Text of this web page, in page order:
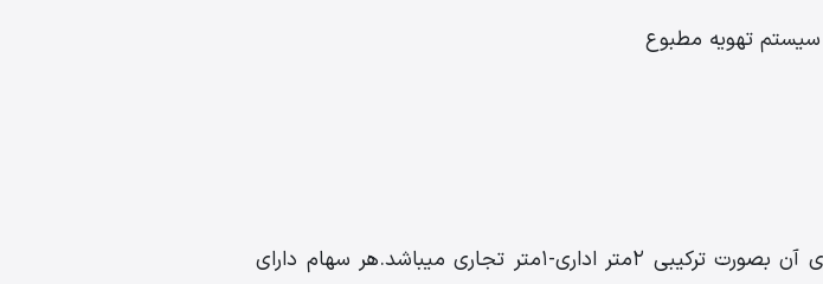
سیستم تهویه مطبوع
پروژه المپیا سنتر به صورت سهامی واگذار میشود و سهام های آن بصورت ترکیبی 2متر اداری-1متر تجاری میباشد.هر سهام دارای